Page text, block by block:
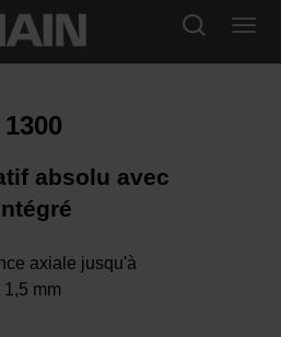
absolu avec
axiale jusqu'à
mm